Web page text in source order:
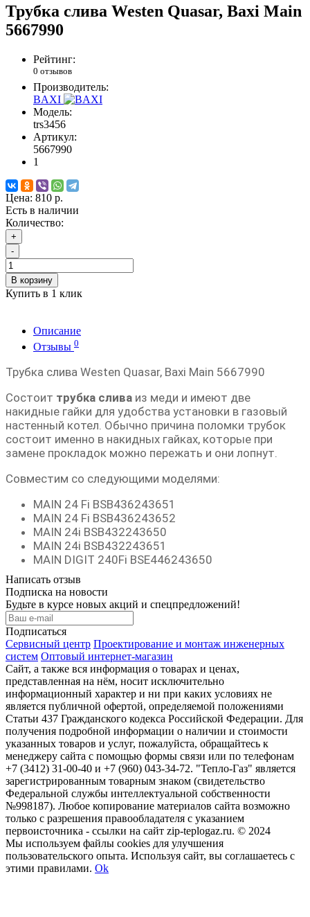
Трубка слива Westen Quasar, Baxi Main
5667990
Рейтинг:
0 отзывов
Производитель:
BAXI
Модель:
trs3456
Артикул:
5667990
1
Цена: 810 р.
Есть в наличии
Количество:
+
-
В корзину
Купить в 1 клик
Описание
Отзывы 0
Трубка слива Westen Quasar, Baxi Main 5667990
Состоит трубка слива из меди и имеют две
накидные гайки для удобства установки в газовый
настенный котел. Обычно причина поломки трубок
состоит именно в накидных гайках, которые при
замене прокладок можно пережать и они лопнут.
Совместим со следующими моделями:
MAIN 24 Fi BSB436243651
MAIN 24 Fi BSB436243652
MAIN 24i BSB432243650
MAIN 24i BSB432243651
MAIN DIGIT 240Fi BSE446243650
Написать отзыв
Подписка на новости
Будьте в курсе новых акций и спецпредложений!
Подписаться
Сервисный центр Проектирование и монтаж инженерных
систем Оптовый интернет-магазин
Сайт, а также вся информация о товарах и ценах,
представленная на нём, носит исключительно
информационный характер и ни при каких условиях не
является публичной офертой, определяемой положениями
Статьи 437 Гражданского кодекса Российской Федерации. Для
получения подробной информации о наличии и стоимости
указанных товаров и услуг, пожалуйста, обращайтесь к
менеджеру сайта с помощью формы связи или по телефонам
+7 (3412) 31-00-40 и +7 (960) 043-34-72. "Тепло-Газ" является
зарегистрированным товарным знаком (свидетельство
Федеральной службы интеллектуальной собственности
№998187). Любое копирование материалов сайта возможно
только с разрешения правообладателя с указанием
первоисточника - ссылки на сайт zip-teplogaz.ru. © 2024
Мы используем файлы сookies для улучшения
пользовательского опыта. Используя сайт, вы соглашаетесь с
этими правилами. Ok